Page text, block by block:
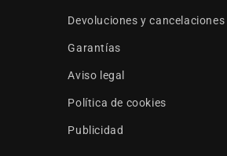
Devoluciones y cancelaciones
Garantías
Aviso legal
Política de cookies
Publicidad